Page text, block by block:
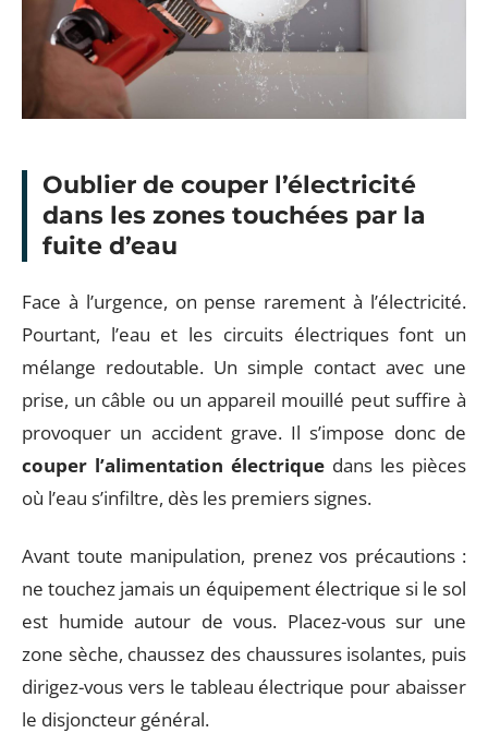
Oublier de couper l’électricité
dans les zones touchées par la
fuite d’eau
Face à l’urgence, on pense rarement à l’électricité.
Pourtant, l’eau et les circuits électriques font un
mélange redoutable. Un simple contact avec une
prise, un câble ou un appareil mouillé peut suffire à
provoquer un accident grave. Il s’impose donc de
couper l’alimentation électrique dans les pièces
où l’eau s’infiltre, dès les premiers signes.
Avant toute manipulation, prenez vos précautions :
ne touchez jamais un équipement électrique si le sol
est humide autour de vous. Placez-vous sur une
zone sèche, chaussez des chaussures isolantes, puis
dirigez-vous vers le tableau électrique pour abaisser
le disjoncteur général.